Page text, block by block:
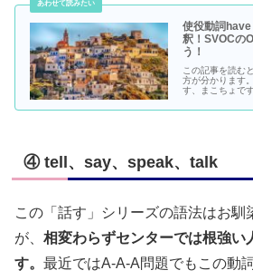
使役動詞have
釈！SVOCの
う！
この記事を読む
方が分かります
す、まこちょで
詞」を使った使
って、苦手意識
④ tell、say、speak、talk
この「話す」シリーズの語法はお馴
が、 相変わらずセンターでは根強い
す。 最近ではA-A-A問題でもこの動